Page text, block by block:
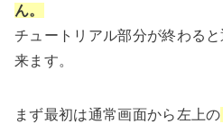
ん。
チュートリアル部分が終わる
来ます。
まず最初は通常画面から左上の